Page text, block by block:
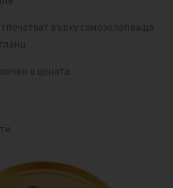
върху самозелепваща
в цената.